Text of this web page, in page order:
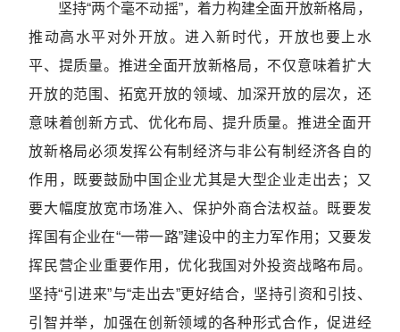
坚持“两个毫不动摇”，着力构建全面开放新格局，
推动高水平对外开放。进入新时代，开放也要上水
平、提质量。推进全面开放新格局，不仅意味着扩大
开放的范围、拓宽开放的领域、加深开放的层次，还
意味着创新方式、优化布局、提升质量。推进全面开
放新格局必须发挥公有制经济与非公有制经济各自的
作用，既要鼓励中国企业尤其是大型企业走出去；又
要大幅度放宽市场准入、保护外商合法权益。既要发
挥国有企业在“一带一路”建设中的主力军作用；又要发
挥民营企业重要作用，优化我国对外投资战略布局。
坚持“引进来”与“走出去”更好结合，坚持引资和引技、
引智并举，加强在创新领域的各种形式合作，促进经